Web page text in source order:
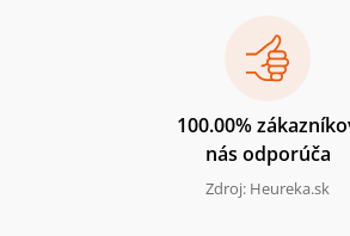
100.00%
nás odporúča
Zdroj: Heureka.sk